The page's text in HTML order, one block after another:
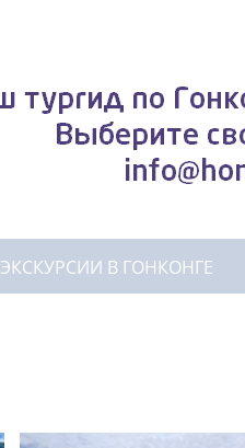
ЭКСКУРСИИ В ГОНКОНГЕ